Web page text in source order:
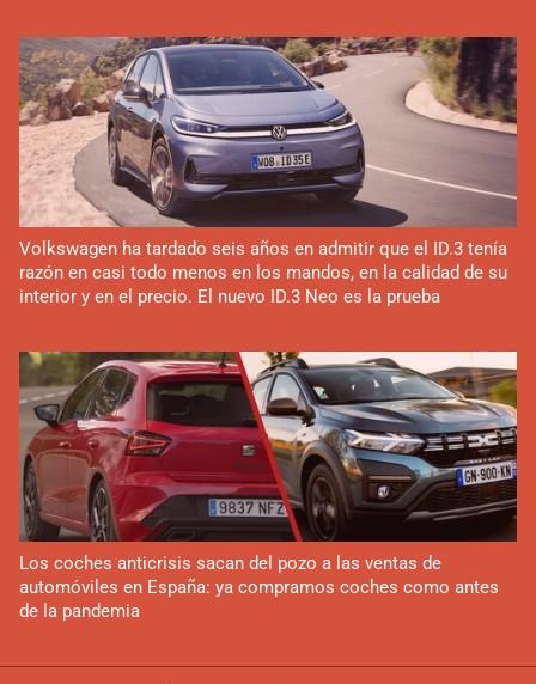
Volkswagen ha tardado seis años en admitir que el ID.3 tenía
razón en casi todo menos en los mandos, en la calidad de su
interior y en el precio. El nuevo ID.3 Neo es la prueba
Los coches anticrisis sacan del pozo a las ventas de
automóviles en España: ya compramos coches como antes
de la pandemia